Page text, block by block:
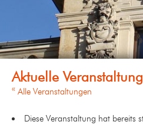
« Alle Veranstaltungen
Diese Veranstaltung hat bereits